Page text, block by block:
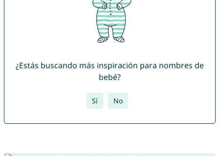
¿Estás buscando más inspiración para nombres de
bebé?
Sí No